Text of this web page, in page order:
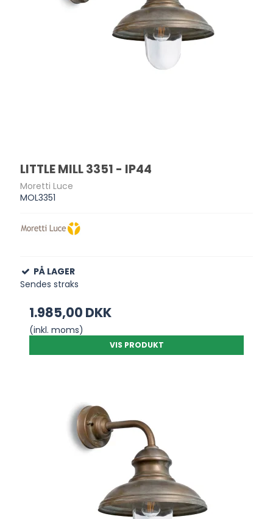
LITTLE MILL 3351 - IP44
Moretti Luce
MOL3351
PÅ LAGER
Sendes straks
1.985,00 DKK
(inkl. moms)
VIS PRODUKT